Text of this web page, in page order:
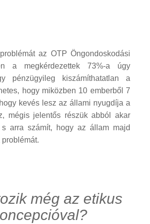
az OTP Öngondoskodási
a megkérdezettek 73%-a úgy
pénzügyileg kiszámíthatatlan a
hogy miközben 10 emberből 7
kevés lesz az állami nyugdíja a
mégis jelentős részük abból akar
arra számít, hogy az állam majd
még az etikus